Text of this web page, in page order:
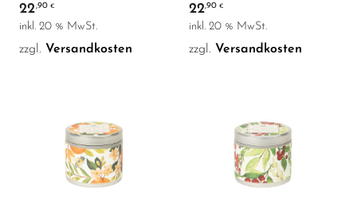
22,90 €
inkl. 20 % MwSt.
zzgl. Versandkosten
22,90€
inkl. 20 % MwSt.
zzgl. Versandkosten